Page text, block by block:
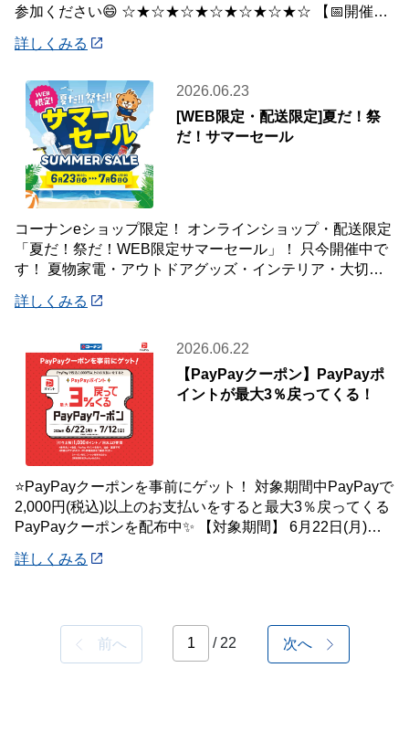
参加ください😄 ☆★☆★☆★☆★☆★☆★☆ 【📅開催日
詳しくみる
2026.06.23
[WEB限定・配送限定]夏だ！祭
だ！サマーセール
コーナンeショップ限定！ オンラインショップ・配送限定
「夏だ！祭だ！WEB限定サマーセール」！ 只今開催中で
す！ 夏物家電・アウトドアグッズ・インテリア・大切な
詳しくみる
2026.06.22
【PayPayクーポン】PayPayポ
イントが最大3％戻ってくる！
⭐PayPayクーポンを事前にゲット！ 対象期間中PayPayで
2,000円(税込)以上のお支払いをすると最大3％戻ってくる
PayPayクーポンを配布中✨ 【対象期間】 6月22日(月)～7
詳しくみる
前へ / 22 次へ